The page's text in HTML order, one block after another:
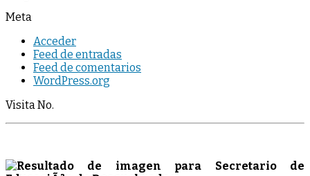
Meta
Acceder
Feed de entradas
Feed de comentarios
WordPress.org
Visita No.